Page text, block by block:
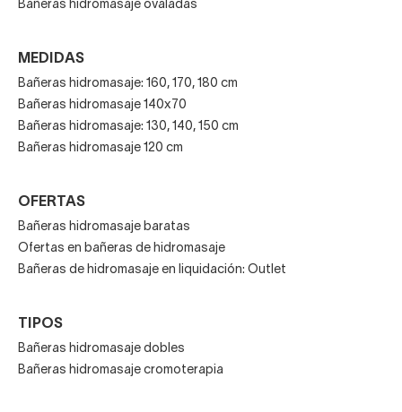
muscular, activa la circulación y relaja mucho. ¡Todo sin salir
Bañeras hidromasaje ovaladas
MEDIDAS
Bañeras hidromasaje: 160, 170, 180 cm
Bañeras hidromasaje 140x70
Bañeras hidromasaje: 130, 140, 150 cm
Bañeras hidromasaje 120 cm
OFERTAS
Bañeras hidromasaje baratas
Ofertas en bañeras de hidromasaje
Bañeras de hidromasaje en liquidación: Outlet
TIPOS
Bañeras hidromasaje dobles
Bañeras hidromasaje cromoterapia